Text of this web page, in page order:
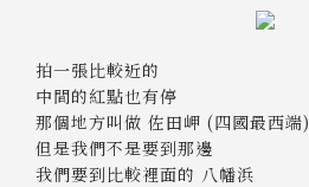
拍一張比較近的
中間的紅點也有停
那個地方叫做 佐田岬 (四國最西端)
但是我們不是要到那邊
我們要到比較裡面的 八幡浜